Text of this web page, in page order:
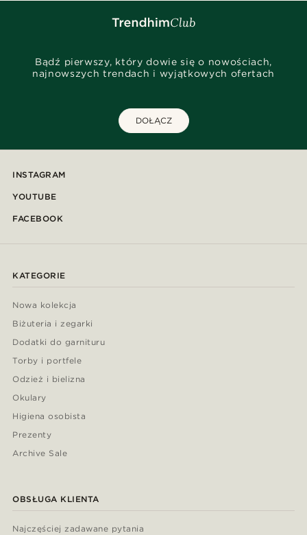
Bądź pierwszy, który dowie się o nowościach,
najnowszych trendach i wyjątkowych ofertach
DOŁĄCZ
INSTAGRAM
YOUTUBE
FACEBOOK
KATEGORIE
Nowa kolekcja
Biżuteria i zegarki
Dodatki do garnituru
Torby i portfele
Odzież i bielizna
Okulary
Higiena osobista
Prezenty
Archive Sale
OBSŁUGA KLIENTA
Najczęściej zadawane pytania